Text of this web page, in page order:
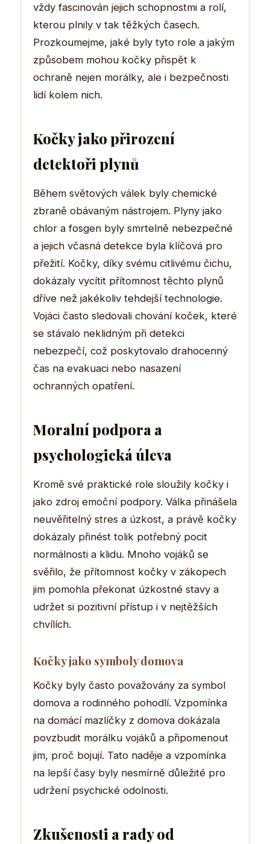
vždy fascinován jejich schopnostmi a rolí,
kterou plnily v tak těžkých časech.
Prozkoumejme, jaké byly tyto role a jakým
způsobem mohou kočky přispět k
ochraně nejen morálky, ale i bezpečnosti
lidí kolem nich.
Kočky jako přirození
detektoři plynů
Během světových válek byly chemické
zbraně obávaným nástrojem. Plyny jako
chlor a fosgen byly smrtelně nebezpečné
a jejich včasná detekce byla klíčová pro
přežití. Kočky, díky svému citlivému čichu,
dokázaly vycítit přítomnost těchto plynů
dříve než jakékoliv tehdejší technologie.
Vojáci často sledovali chování koček, které
se stávalo neklidným při detekci
nebezpečí, což poskytovalo drahocenný
čas na evakuaci nebo nasazení
ochranných opatření.
Moralní podpora a
psychologická úleva
Kromě své praktické role sloužily kočky i
jako zdroj emoční podpory. Válka přinášela
neuvěřitelný stres a úzkost, a právě kočky
dokázaly přinést tolik potřebný pocit
normálnosti a klidu. Mnoho vojáků se
svěřilo, že přítomnost kočky v zákopech
jim pomohla překonat úzkostné stavy a
udržet si pozitivní přístup i v nejtěžších
chvílích.
Kočky jako symboly domova
Kočky byly často považovány za symbol
domova a rodinného pohodlí. Vzpomínka
na domácí mazlíčky z domova dokázala
povzbudit morálku vojáků a připomenout
jim, proč bojují. Tato naděje a vzpomínka
na lepší časy byly nesmírně důležité pro
udržení psychické odolnosti.
Zkušenosti a rady od